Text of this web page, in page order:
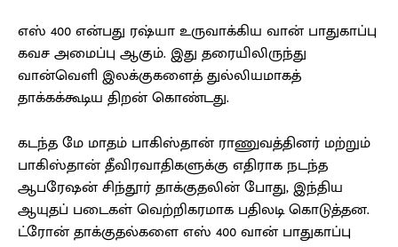
எஸ் 400 என்பது ரஷ்யா உருவாக்கிய வான் பாதுகாப்பு
கவச அமைப்பு ஆகும். இது தரையிலிருந்து
வான்வெளி இலக்குகளைத் துல்லியமாகத்
தாக்கக்கூடிய திறன் கொண்டது.
கடந்த மே மாதம் பாகிஸ்தான் ராணுவத்தினர் மற்றும்
பாகிஸ்தான் தீவிரவாதிகளுக்கு எதிராக நடந்த
ஆபரேஷன் சிந்தூர் தாக்குதலின் போது, ​​இந்திய
ஆயுதப் படைகள் வெற்றிகரமாக பதிலடி கொடுத்தன.
ட்ரோன் தாக்குதல்களை எஸ் 400 வான் பாதுகாப்பு